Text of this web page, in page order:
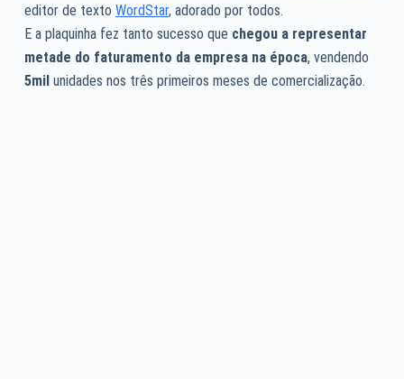
editor de texto WordStar, adorado por todos.
E a plaquinha fez tanto sucesso que chegou a representar
metade do faturamento da empresa na época, vendendo
5milunidades nos três primeiros meses de comercialização.